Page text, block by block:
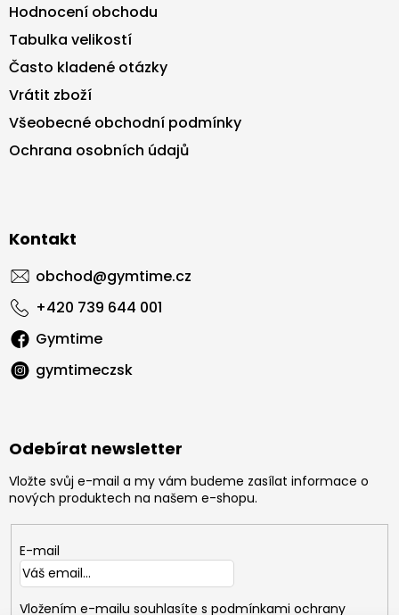
Hodnocení obchodu
Tabulka velikostí
Často kladené otázky
Vrátit zboží
Všeobecné obchodní podmínky
Ochrana osobních údajů
Kontakt
obchod@gymtime.cz
+420 739 644 001
Gymtime
gymtimeczsk
Odebírat newsletter
Vložte svůj e-mail a my vám budeme zasílat informace o
nových produktech na našem e-shopu.
E-mail
Vložením e-mailu souhlasíte s podmínkami ochrany